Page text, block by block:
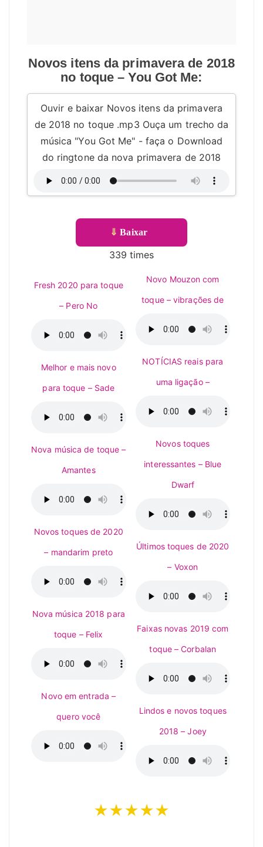
Novos itens da primavera de 2018
no toque – You Got Me:
Ouvir e baixar Novos itens da primavera
de 2018 no toque .mp3 Ouça um trecho da
música "You Got Me" - faça o Download
do ringtone da nova primavera de 2018
⇓ Baixar
339 times
Fresh 2020 para toque
– Pero No
Melhor e mais novo
para toque – Sade
Nova música de toque –
Amantes
Novos toques de 2020
– mandarim preto
Nova música 2018 para
toque – Felix
Novo em entrada –
quero você
Novo Mouzon com
toque – vibrações de
NOTÍCIAS reais para
uma ligação –
Novos toques
interessantes – Blue
Dwarf
Últimos toques de 2020
– Voxon
Faixas novas 2019 com
toque – Corbalan
Lindos e novos toques
2018 – Joey
★★★★★